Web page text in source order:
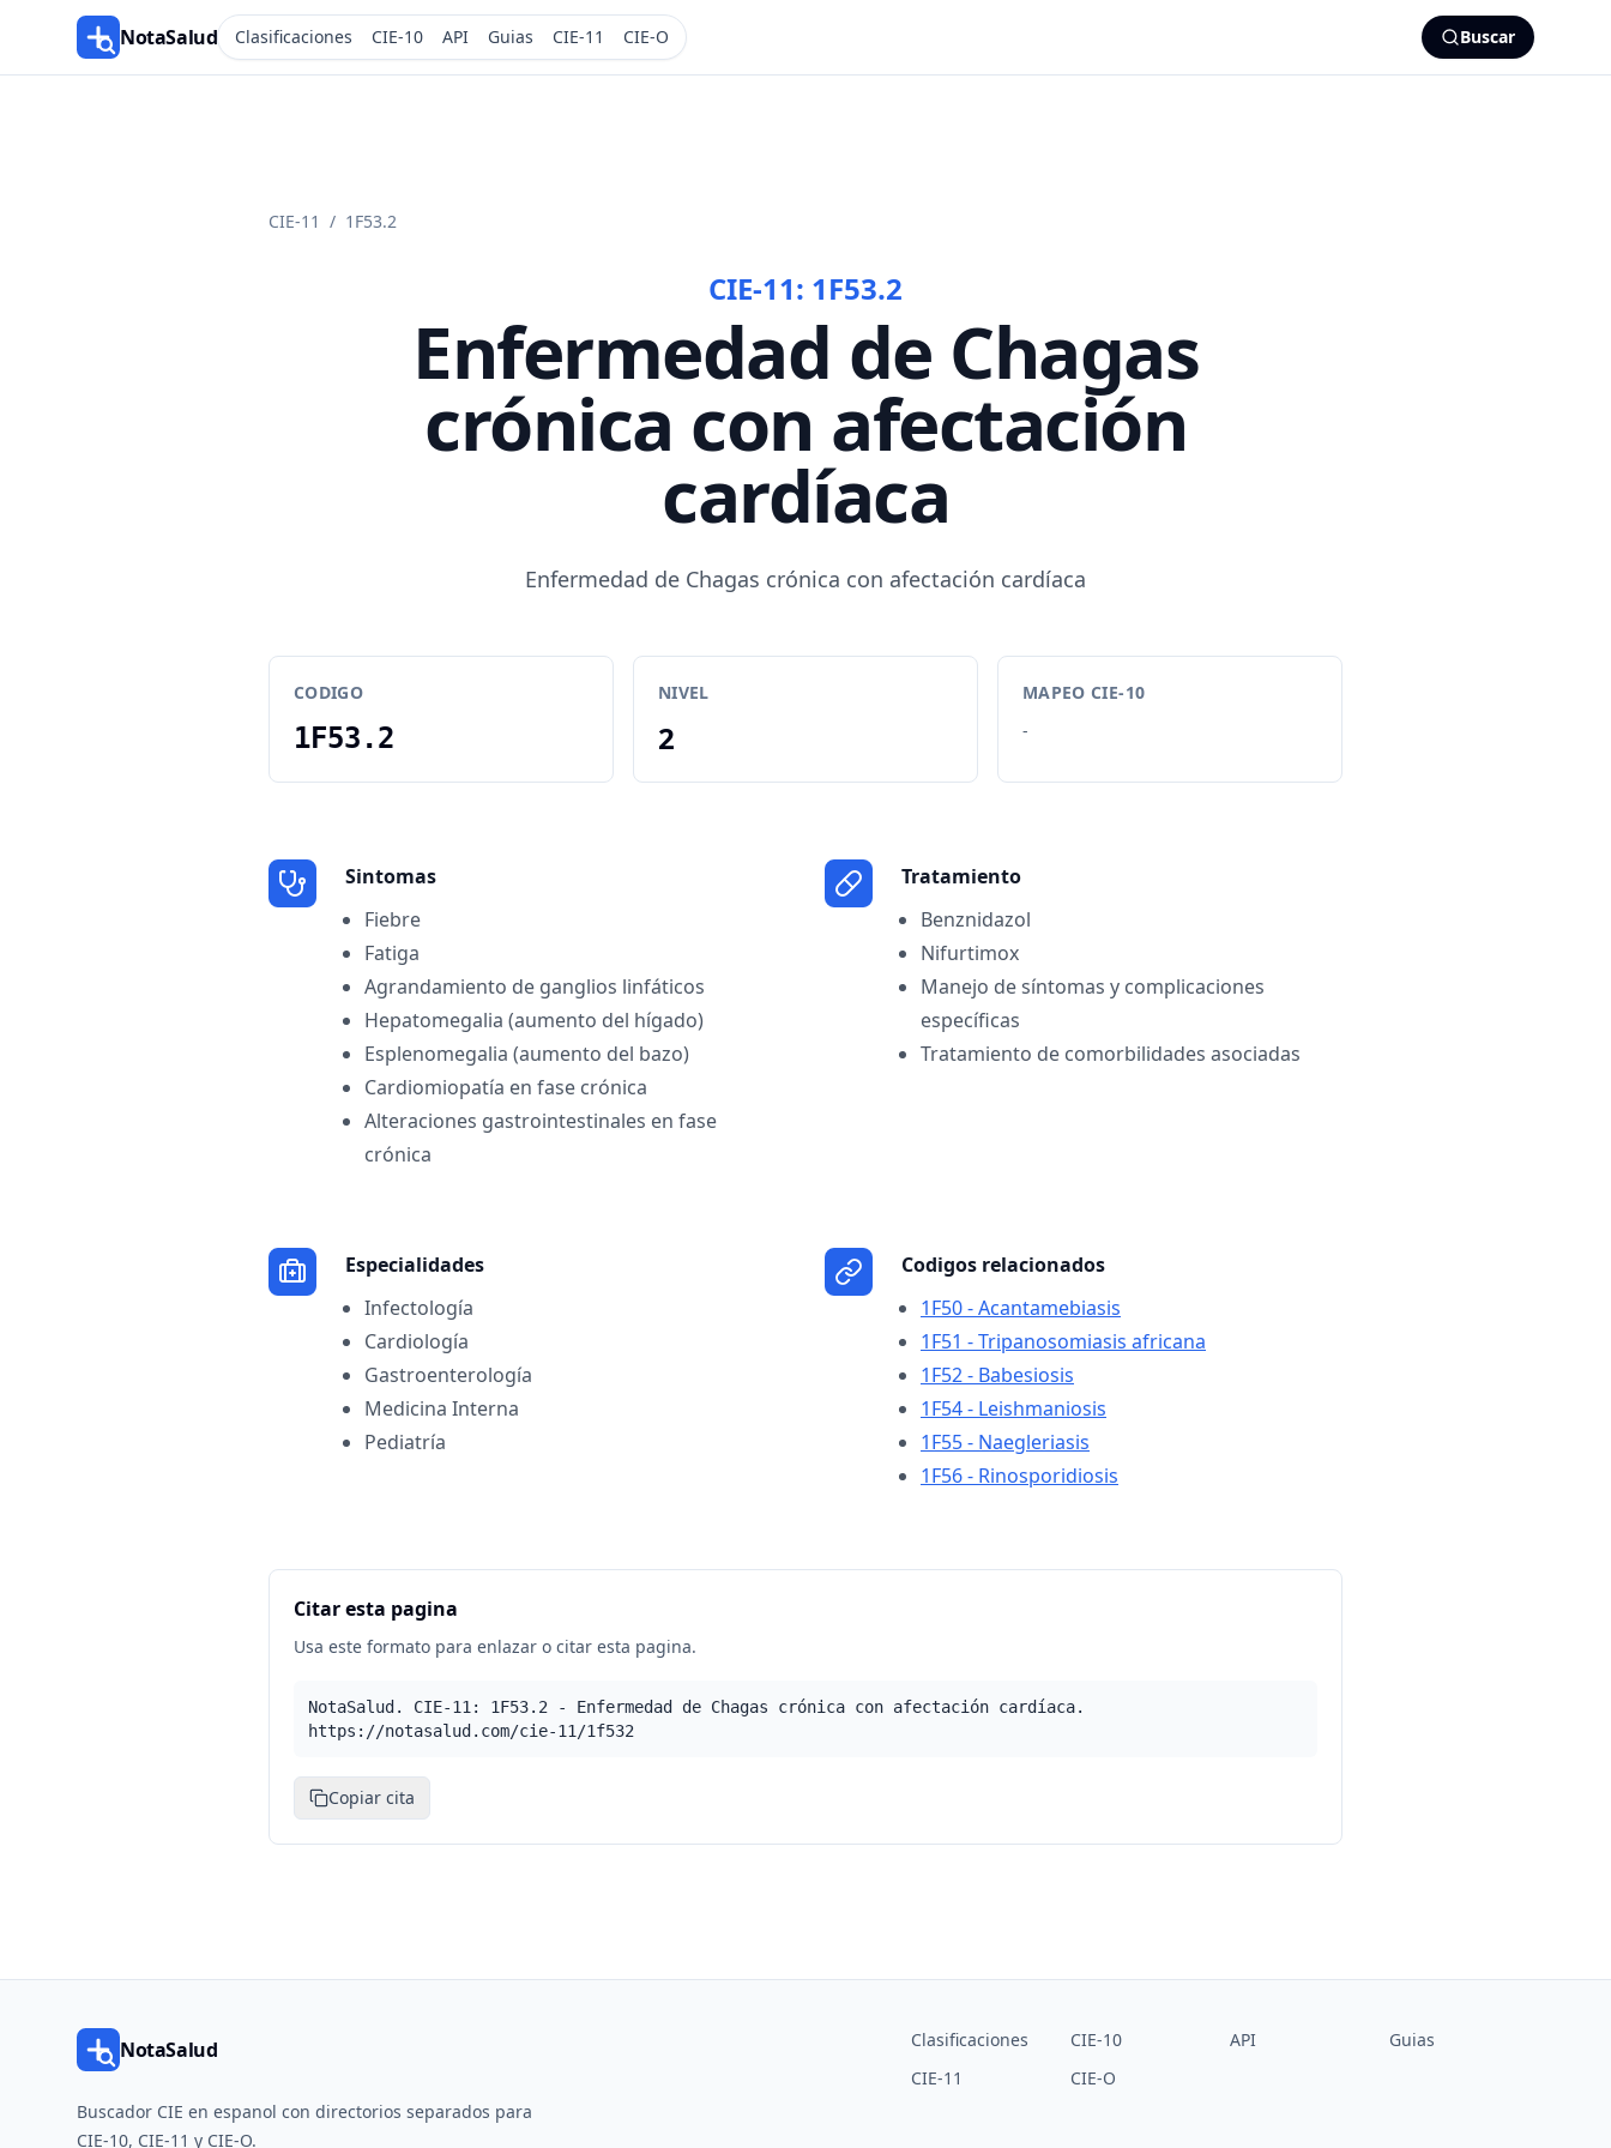
NotaSalud Clasificaciones CIE-10 API Guias CIE-11 CIE-O Buscar
CIE-11 / 1F53.2
CIE-11: 1F53.2
Enfermedad de Chagas
crónica con afectación
cardíaca
Enfermedad de Chagas crónica con afectación cardíaca
CODIGO
1F53.2
NIVEL
2
MAPEO CIE-10
-
Sintomas
Fiebre
Fatiga
Agrandamiento de ganglios linfáticos
Hepatomegalia (aumento del hígado)
Esplenomegalia (aumento del bazo)
Cardiomiopatía en fase crónica
Alteraciones gastrointestinales en fase
crónica
Tratamiento
Benznidazol
Nifurtimox
Manejo de síntomas y complicaciones
específicas
Tratamiento de comorbilidades asociadas
Especialidades
Infectología
Cardiología
Gastroenterología
Medicina Interna
Pediatría
Codigos relacionados
1F50 - Acantamebiasis
1F51 - Tripanosomiasis africana
1F52 - Babesiosis
1F54 - Leishmaniosis
1F55 - Naegleriasis
1F56 - Rinosporidiosis
Citar esta pagina
Usa este formato para enlazar o citar esta pagina.
NotaSalud. CIE-11: 1F53.2 - Enfermedad de Chagas crónica con afectación cardíaca.
https://notasalud.com/cie-11/1f532
Copiar cita
NotaSalud
Buscador CIE en espanol con directorios separados para
CIE-10, CIE-11 y CIE-O.
Clasificaciones CIE-10 API
Guias
CIE-11
CIE-O